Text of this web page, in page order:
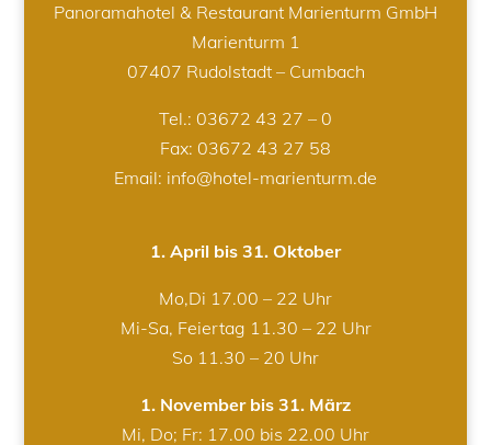
Panoramahotel & Restaurant Marienturm GmbH
Marienturm 1
07407 Rudolstadt – Cumbach
Tel.: 03672 43 27 – 0
Fax: 03672 43 27 58
Email: info@hotel-marienturm.de
1. April bis 31. Oktober
Mo,Di 17.00 – 22 Uhr
Mi-Sa, Feiertag 11.30 – 22 Uhr
So 11.30 – 20 Uhr
1. November bis 31. März
Mi, Do; Fr: 17.00 bis 22.00 Uhr